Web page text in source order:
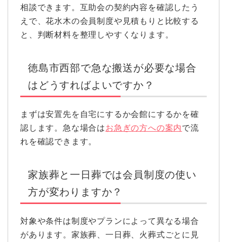
相談できます。互助会の契約内容を確認したう
えで、花水木の会員制度や見積もりと比較する
と、判断材料を整理しやすくなります。
徳島市西部で急な搬送が必要な場合
はどうすればよいですか？
まずは安置先を自宅にするか会館にするかを確
認します。急な場合はお急ぎの方への案内で流
れを確認できます。
家族葬と一日葬では会員制度の使い
方が変わりますか？
対象や条件は制度やプランによって異なる場合
があります。家族葬、一日葬、火葬式ごとに見